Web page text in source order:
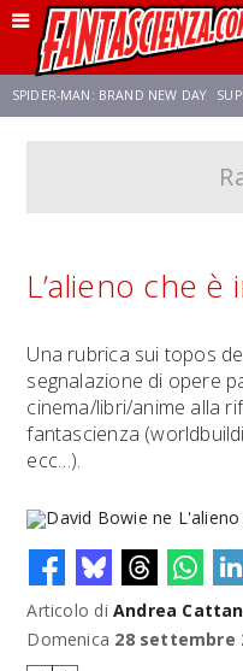
SPIDER-MAN: BRAND NEW DAY
ZENDAYA
L’alieno che è
Una rubrica sui topos
segnalazione di opere
cinema/libri/anime alla
fantascienza
ecc…).
David Bowie ne L'alieno che
Articolo di Andrea
Domenica 28 settembre